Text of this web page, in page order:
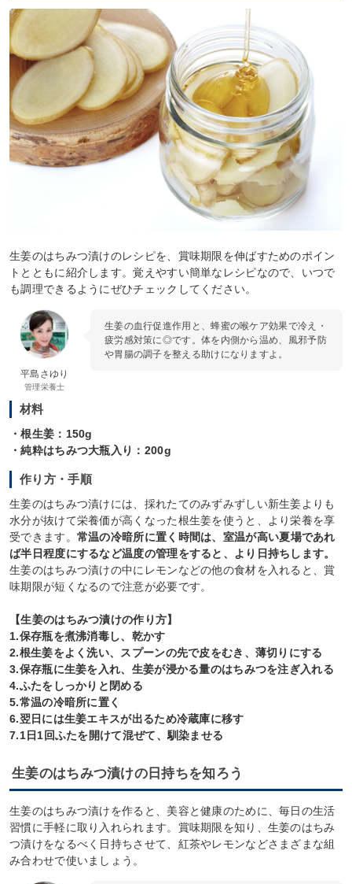
生姜のはちみつ漬けのレシピを、賞味期限を伸ばすためのポイン
トとともに紹介します。覚えやすい簡単なレシピなので、いつで
も調理できるようにぜひチェックしてください。
平島さゆり
管理栄養士
生姜の血行促進作用と、蜂蜜の喉ケア効果で冷え・
疲労感対策に◎です。体を内側から温め、風邪予防
や胃腸の調子を整える助けになりますよ。
材料
・根生姜：150g
・純粋はちみつ大瓶入り：200g
作り方・手順
生姜のはちみつ漬けには、採れたてのみずみずしい新生姜よりも
水分が抜けて栄養価が高くなった根生姜を使うと、より栄養を享
受できます。 常温の冷暗所に置く時間は、室温が高い夏場であれ
ば半日程度にするなど温度の管理をすると、より日持ちします。
生姜のはちみつ漬けの中にレモンなどの他の食材を入れると、賞
味期限が短くなるので注意が必要です。
【生姜のはちみつ漬けの作り方】
1.保存瓶を煮沸消毒し、乾かす
2.根生姜をよく洗い、スプーンの先で皮をむき、薄切りにする
3.保存瓶に生姜を入れ、生姜が浸かる量のはちみつを注ぎ入れる
4.ふたをしっかりと閉める
5.常温の冷暗所に置く
6.翌日には生姜エキスが出るため冷蔵庫に移す
7.1日1回ふたを開けて混ぜて、馴染ませる
生姜のはちみつ漬けの日持ちを知ろう
生姜のはちみつ漬けを作ると、美容と健康のために、毎日の生活
習慣に手軽に取り入れられます。賞味期限を知り、生姜のはちみ
つ漬けをなるべく日持ちさせて、紅茶やレモンなどさまざまな組
み合わせで使いましょう。